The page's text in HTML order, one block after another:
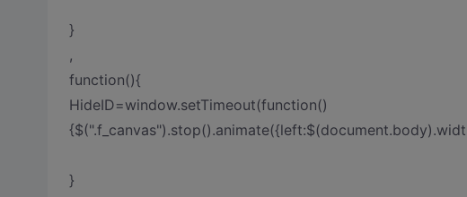
}
,
function(){
HideID=window.setTimeout(function()
}